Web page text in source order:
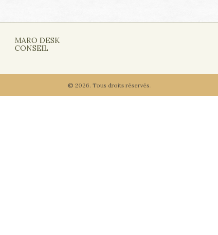
MARO DESK
CONSEIL
© 2026. Tous droits réservés.